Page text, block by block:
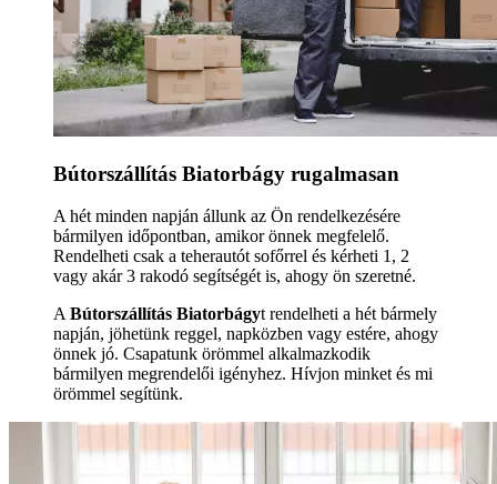
Bútorszállítás Biatorbágy rugalmasan
A hét minden napján állunk az Ön rendelkezésére
bármilyen időpontban, amikor önnek megfelelő.
Rendelheti csak a teherautót sofőrrel és kérheti 1, 2
vagy akár 3 rakodó segítségét is, ahogy ön szeretné.
A Bútorszállítás Biatorbágyt rendelheti a hét bármely
napján, jöhetünk reggel, napközben vagy estére, ahogy
önnek jó. Csapatunk örömmel alkalmazkodik
bármilyen megrendelői igényhez. Hívjon minket és mi
örömmel segítünk.